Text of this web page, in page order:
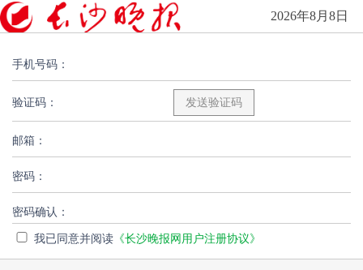
2026年8月8日
手机号码：
验证码：
邮箱：
密码：
密码确认：
我已同意并阅读 《长沙晚报网用户注册协议》